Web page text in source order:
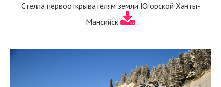
Стелла первооткрывателям земли Югорской Ханты-
Мансийск